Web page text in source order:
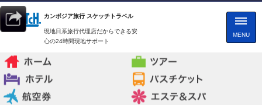
カンボジア旅行 スケッチトラベル
現地日系旅行代理店だからできる安
心の24時間現地サポート
MENU